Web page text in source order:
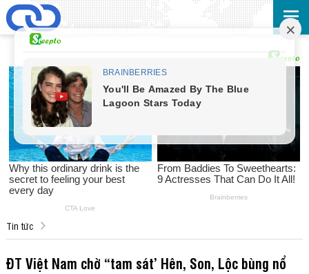
Tin tức
ĐT Việt Nam chờ “tam sát’ Hên, Son, Lộc bùng nổ